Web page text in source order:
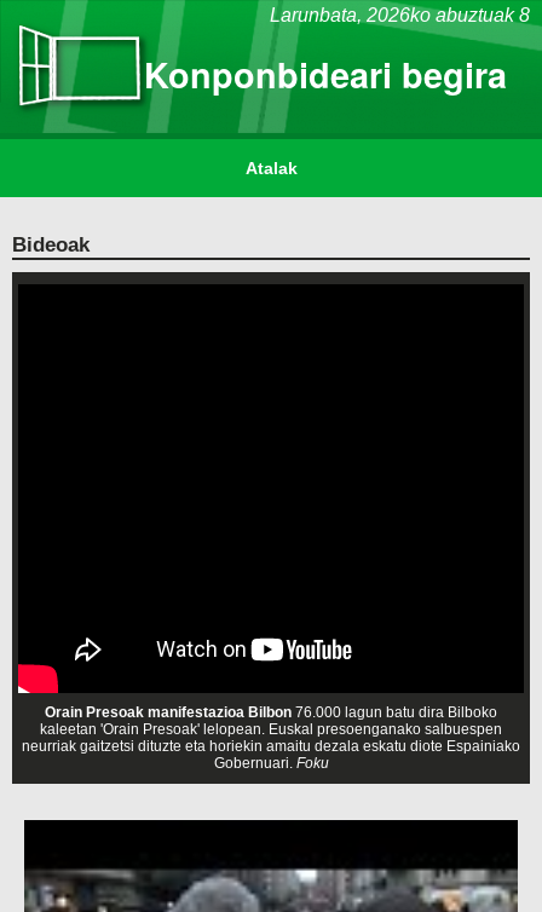
Larunbata, 2026ko abuztuak 8
Konponbideari begira
Atalak
Bideoak
Orain Presoak manifestazioa Bilbon 76.000 lagun batu dira Bilboko
kaleetan 'Orain Presoak' lelopean. Euskal presoenganako salbuespen
neurriak gaitzetsi dituzte eta horiekin amaitu dezala eskatu diote Espainiako
Gobernuari. Foku